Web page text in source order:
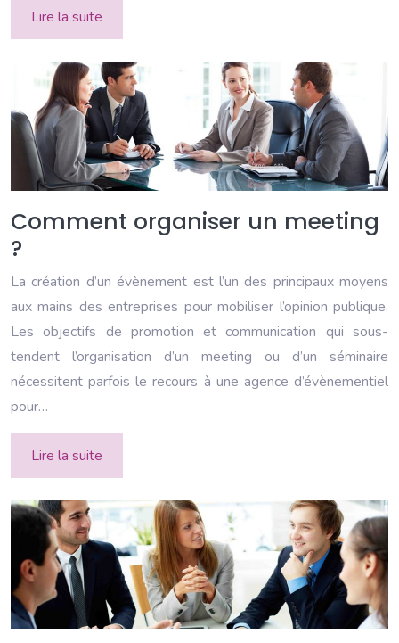
Lire la suite
Comment organiser un meeting
?
La création d’un évènement est l’un des principaux moyens
aux mains des entreprises pour mobiliser l’opinion publique.
Les objectifs de promotion et communication qui sous-
tendent l’organisation d’un meeting ou d’un séminaire
nécessitent parfois le recours à une agence d’évènementiel
pour…
Lire la suite